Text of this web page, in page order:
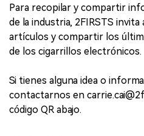
Para recopilar y compartir
de la industria, 2FIRSTS
artículos y compartir los
de los cigarrillos electrónicos.
Si tienes alguna idea o
contactarnos en
código QR abajo.